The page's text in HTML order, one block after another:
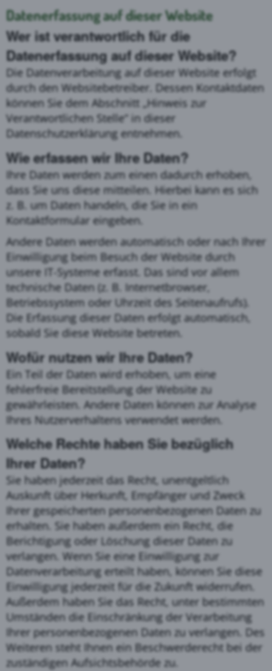
Datenerfassung auf dieser Website
Wer ist verantwortlich für die
Datenerfassung auf dieser Website?
Die Datenverarbeitung auf dieser Website erfolgt
durch den Websitebetreiber. Dessen Kontaktdaten
können Sie dem Abschnitt „Hinweis zur
Verantwortlichen Stelle“ in dieser
Datenschutzerklärung entnehmen.
Wie erfassen wir Ihre Daten?
Ihre Daten werden zum einen dadurch erhoben,
dass Sie uns diese mitteilen. Hierbei kann es sich
z. B. um Daten handeln, die Sie in ein
Kontaktformular eingeben.
Andere Daten werden automatisch oder nach Ihrer
Einwilligung beim Besuch der Website durch
unsere IT-Systeme erfasst. Das sind vor allem
technische Daten (z. B. Internetbrowser,
Betriebssystem oder Uhrzeit des Seitenaufrufs).
Die Erfassung dieser Daten erfolgt automatisch,
sobald Sie diese Website betreten.
Wofür nutzen wir Ihre Daten?
Ein Teil der Daten wird erhoben, um eine
fehlerfreie Bereitstellung der Website zu
gewährleisten. Andere Daten können zur Analyse
Ihres Nutzerverhaltens verwendet werden.
Welche Rechte haben Sie bezüglich
Ihrer Daten?
Sie haben jederzeit das Recht, unentgeltlich
Auskunft über Herkunft, Empfänger und Zweck
Ihrer gespeicherten personenbezogenen Daten zu
erhalten. Sie haben außerdem ein Recht, die
Berichtigung oder Löschung dieser Daten zu
verlangen. Wenn Sie eine Einwilligung zur
Datenverarbeitung erteilt haben, können Sie diese
Einwilligung jederzeit für die Zukunft widerrufen.
Außerdem haben Sie das Recht, unter bestimmten
Umständen die Einschränkung der Verarbeitung
Ihrer personenbezogenen Daten zu verlangen. Des
Weiteren steht Ihnen ein Beschwerderecht bei der
zuständigen Aufsichtsbehörde zu.